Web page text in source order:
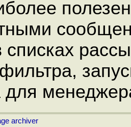
списках
для
archiver